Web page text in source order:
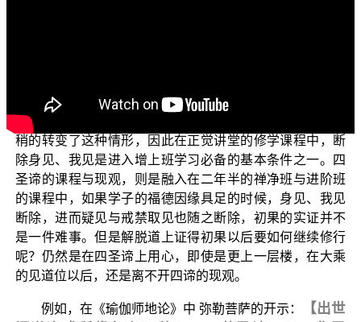
所以要证得解脱道初果须陀洹几乎是登天之难，这是一个
佛教界很普遍的现象。一直到了 平实导师出世弘法后才稍
稍的转变了这种情形，因此在正觉讲堂的修学课程中，断
除身见、我见是进入增上班学习必备的基本条件之一。四
圣谛的课程与现观，则是融入在二年半的禅净班与进阶班
的课程中，如果学子的福德因缘具足的时候，身见、我见
断除，进而疑见与戒禁取见也随之断除，初果的实证并不
是一件难事。但是解脱道上证得初果以后要如何继续修行
呢？仍然是在四圣谛上用心，即使是更上一层楼，在大乘
的见道位以后，还是离不开四谛的现观。
例如，在《瑜伽师地论》中 弥勒菩萨的开示：
【出世